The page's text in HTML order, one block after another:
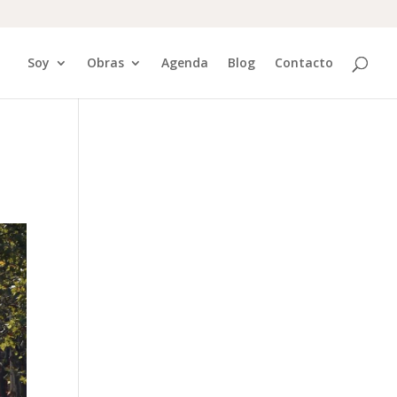
Soy Obras Agenda Blog Contacto